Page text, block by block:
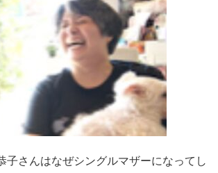
子さんはなぜシングルマザーになってし